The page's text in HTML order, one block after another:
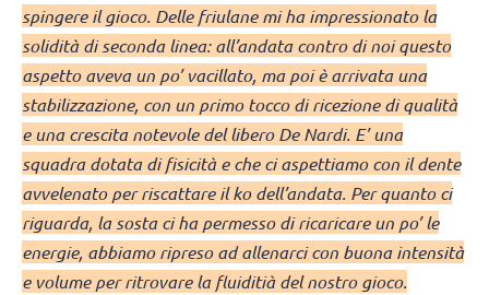
spingere il gioco. Delle friulane mi ha impressionato la
solidità di seconda linea: all’andata contro di noi questo
aspetto aveva un po’ vacillato, ma poi è arrivata una
stabilizzazione, con un primo tocco di ricezione di qualità
e una crescita notevole del libero De Nardi. E’ una
squadra dotata di fisicità e che ci aspettiamo con il dente
avvelenato per riscattare il ko dell’andata. Per quanto ci
riguarda, la sosta ci ha permesso di ricaricare un po’ le
energie, abbiamo ripreso ad allenarci con buona intensità
e volume per ritrovare la fluiditià del nostro gioco.